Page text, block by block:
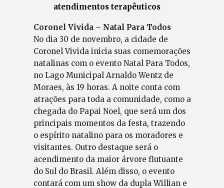
atendimentos terapêuticos
Coronel Vivida – Natal Para Todos
No dia 30 de novembro, a cidade de
Coronel Vivida inicia suas comemorações
natalinas com o evento Natal Para Todos,
no Lago Municipal Arnaldo Wentz de
Moraes, às 19 horas. A noite conta com
atrações para toda a comunidade, como a
chegada do Papai Noel, que será um dos
principais momentos da festa, trazendo
o espírito natalino para os moradores e
visitantes. Outro destaque será o
acendimento da maior árvore flutuante
do Sul do Brasil. Além disso, o evento
contará com um show da dupla Willian e